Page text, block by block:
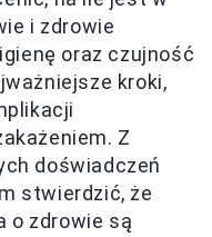
i zdrowie
oraz czujność
kroki,
Z
doświadczeń
stwierdzić, że
o zdrowie są